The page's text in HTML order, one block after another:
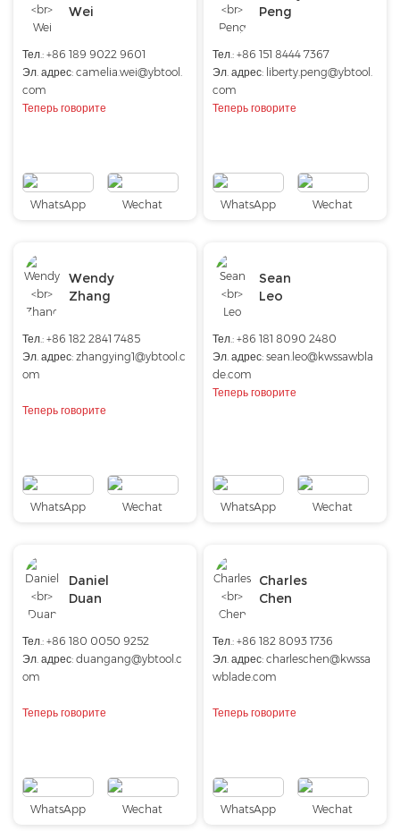
Wei
Тел.: +86 189 9022 9601
Эл. адрес: camelia.wei@ybtool.
com
Теперь говорите
WhatsApp Wechat
Peng
Тел.: +86 151 8444 7367
Эл. адрес: liberty.peng@ybtool.
com
Теперь говорите
WhatsApp Wechat
Wendy
Zhang
Тел.: +86 182 2841 7485
Эл. адрес: zhangying1@ybtool.c
om
Теперь говорите
WhatsApp Wechat
Sean
Leo
Тел.: +86 181 8090 2480
Эл. адрес:sean.leo@kwssawbla
de.com
Теперь говорите
WhatsApp Wechat
Daniel
Duan
Тел.: +86 180 0050 9252
Эл. адрес: duangang@ybtool.c
om
Теперь говорите
WhatsApp Wechat
Charles
Chen
Тел.: +86 182 8093 1736
Эл. адрес:charleschen@kwssa
wblade.com
Теперь говорите
WhatsApp Wechat